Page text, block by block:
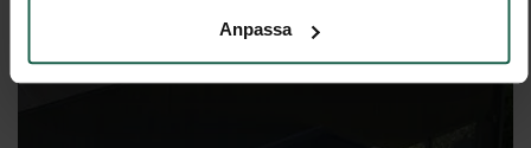
Anpassa